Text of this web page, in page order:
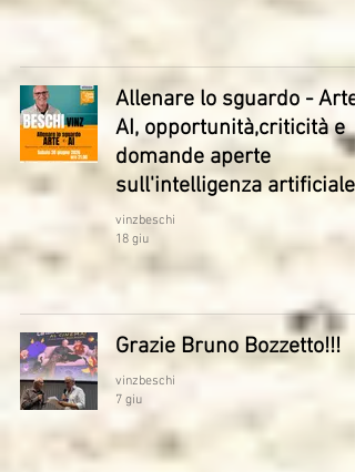
Allenare lo sguardo - Arte
AI, opportunità,criticità e
domande aperte
sull'intelligenza artificiale
vinzbeschi
18 giu
Grazie Bruno Bozzetto!!!
vinzbeschi
7 giu